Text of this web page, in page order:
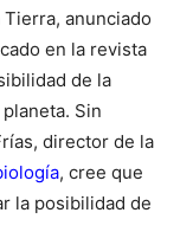
anunciado
en la revista
de la
Sin
director de la
, cree que
la posibilidad de